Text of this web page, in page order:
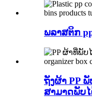
ພລາສຕິກ
ຖັງຜ້າ PP
ສາມາດພັບໄ